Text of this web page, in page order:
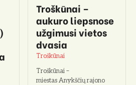
Troškūnai –
aukuro liepsnose
užgimusi vietos
dvasia
Troškūnai
Troškūnai –
miestas Anykščių rajono